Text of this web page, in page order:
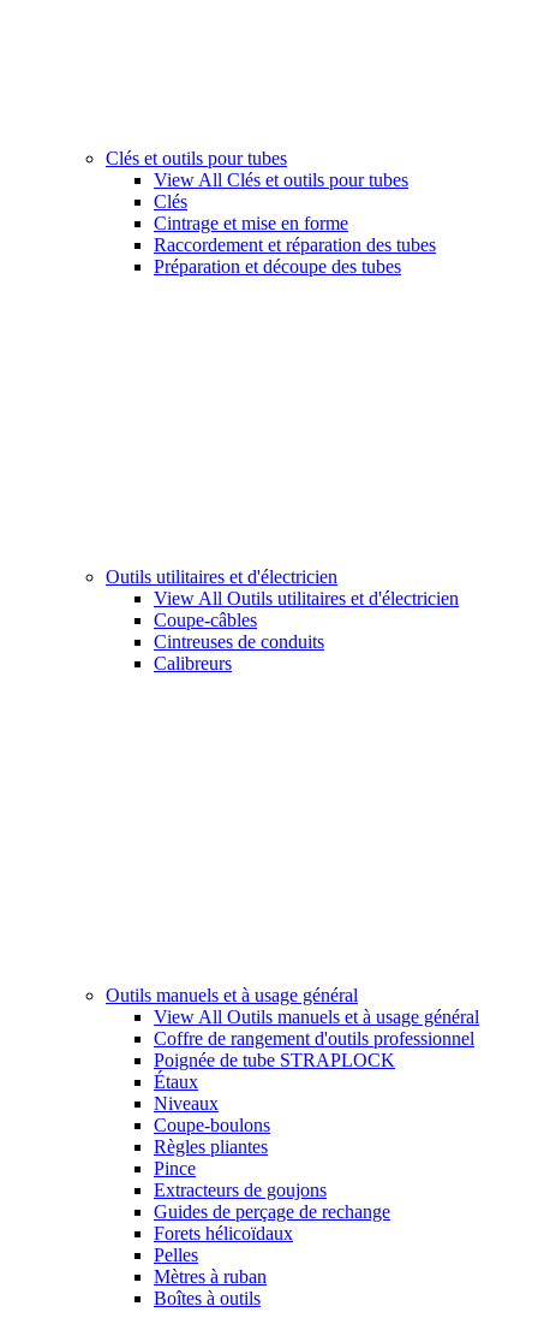
Clés et outils pour tubes
View All Clés et outils pour tubes
Clés
Cintrage et mise en forme
Raccordement et réparation des tubes
Préparation et découpe des tubes
Outils utilitaires et d'électricien
View All Outils utilitaires et d'électricien
Coupe-câbles
Cintreuses de conduits
Calibreurs
Outils manuels et à usage général
View All Outils manuels et à usage général
Coffre de rangement d'outils professionnel
Poignée de tube STRAPLOCK
Étaux
Niveaux
Coupe-boulons
Règles pliantes
Pince
Extracteurs de goujons
Guides de perçage de rechange
Forets hélicoïdaux
Pelles
Mètres à ruban
Boîtes à outils